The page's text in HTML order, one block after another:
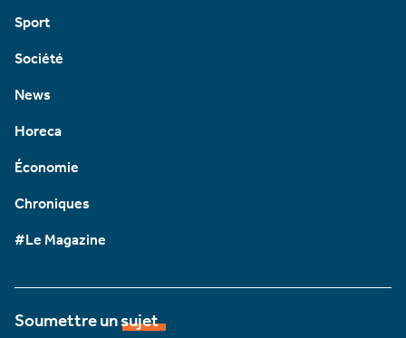
Sport
Société
News
Horeca
Économie
Chroniques
#Le Magazine
Soumettre un sujet